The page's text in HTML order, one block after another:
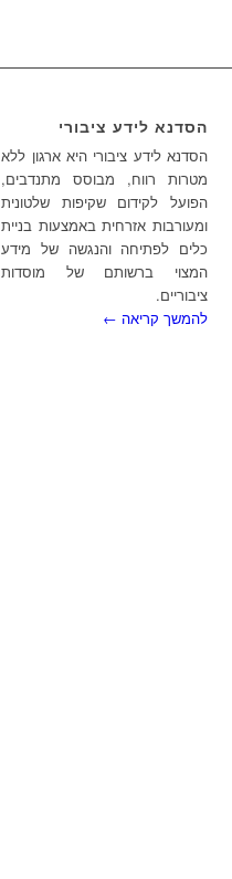
הסדנא לידע ציבורי
הסדנא לידע ציבורי היא ארגון ללא
מטרות רווח, מבוסס מתנדבים,
הפועל לקידום שקיפות שלטונית
ומעורבות אזרחית באמצעות בניית
כלים לפתיחה והנגשה של מידע
המצוי ברשותם של מוסדות
ציבוריים.
להמשך קריאה ←